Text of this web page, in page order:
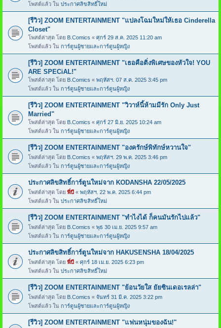
โพสต์แล้ว ใน ประกาศลิขสิทธิ์ใหม่
[รีวิว] ZOOM ENTERTAINMENT "แปลงโฉมใหม่ให้เธอ Cinderella
Closet"
โพสต์ล่าสุด โดย B.Comics « ศุกร์ 29 ส.ค. 2025 11:20 am
โพสต์แล้ว ใน การ์ตูนผู้ชายและการ์ตูนผู้หญิง
[รีวิว] ZOOM ENTERTAINMENT "เธอคือติ่งพิเศษของหัวใจ! YOU
ARE SPECiAL!"
โพสต์ล่าสุด โดย B.Comics « พฤหัสฯ. 07 ส.ค. 2025 3:45 pm
โพสต์แล้ว ใน การ์ตูนผู้ชายและการ์ตูนผู้หญิง
[รีวิว] ZOOM ENTERTAINMENT "วิวาห์นี้ห้ามมีรัก Only Just
Married"
โพสต์ล่าสุด โดย B.Comics « ศุกร์ 27 มิ.ย. 2025 10:24 am
โพสต์แล้ว ใน การ์ตูนผู้ชายและการ์ตูนผู้หญิง
[รีวิว] ZOOM ENTERTAINMENT "องครักษ์พิทักษ์หวานใจ"
โพสต์ล่าสุด โดย B.Comics « พฤหัสฯ. 29 พ.ค. 2025 3:46 pm
โพสต์แล้ว ใน การ์ตูนผู้ชายและการ์ตูนผู้หญิง
ประกาศลิขสิทธิ์การ์ตูนใหม่จาก KODANSHA 22/05/2025
โพสต์ล่าสุด โดย พี่บี « พฤหัสฯ. 22 พ.ค. 2025 6:44 pm
โพสต์แล้ว ใน ประกาศลิขสิทธิ์ใหม่
[รีวิว] ZOOM ENTERTAINMENT "ทำไงได้ ก็คนมันรักไปแล้ว"
โพสต์ล่าสุด โดย B.Comics « พุธ 30 เม.ย. 2025 9:57 am
โพสต์แล้ว ใน การ์ตูนผู้ชายและการ์ตูนผู้หญิง
ประกาศลิขสิทธิ์การ์ตูนใหม่จาก HAKUSENSHA 18/04/2025
โพสต์ล่าสุด โดย พี่บี « ศุกร์ 18 เม.ย. 2025 6:23 pm
โพสต์แล้ว ใน ประกาศลิขสิทธิ์ใหม่
[รีวิว] ZOOM ENTERTAINMENT "ย้อนวัยใส ยัยซินเดอเรลล่า"
โพสต์ล่าสุด โดย B.Comics « จันทร์ 31 มี.ค. 2025 3:22 pm
โพสต์แล้ว ใน การ์ตูนผู้ชายและการ์ตูนผู้หญิง
[รีวิว] ZOOM ENTERTAINMENT "แฟนหนุ่มของฉัน!"